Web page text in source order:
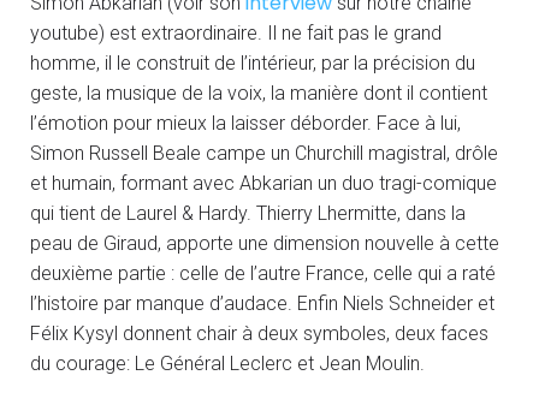
youtube) est extraordinaire. Il ne fait pas le grand
homme, il le construit de l’intérieur, par la précision du
geste, la musique de la voix, la manière dont il contient
l’émotion pour mieux la laisser déborder. Face à lui,
Simon Russell Beale campe un Churchill magistral, drôle
et humain, formant avec Abkarian un duo tragi-comique
qui tient de Laurel & Hardy. Thierry Lhermitte, dans la
peau de Giraud, apporte une dimension nouvelle à cette
deuxième partie : celle de l’autre France, celle qui a raté
l’histoire par manque d’audace. Enfin Niels Schneider et
Félix Kysyl donnent chair à deux symboles, deux faces
du courage: Le Général Leclerc et Jean Moulin.